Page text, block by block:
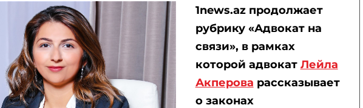
1news.az продолжает
рубрику «Адвокат на
связи», в рамках
которой адвокат Лейла
Акперова рассказывает
о законах